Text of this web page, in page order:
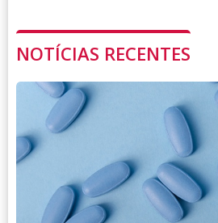
NOTÍCIAS RECENTES